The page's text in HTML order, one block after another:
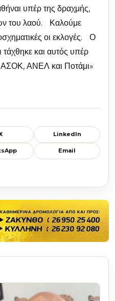
υπέρ της δραχμής,
του λαού. Καλούμε
οι εκλογές. Ο
τάχθηκε και αυτός υπέρ
ΑΝΕΛ και Ποτάμι»
LinkedIn
Email